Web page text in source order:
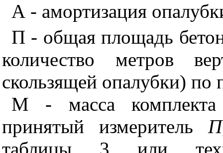
А - амортизация
П - общая площадь
количество метров
скользящей опалубки)
М - масса комплекта
принятый измерительП